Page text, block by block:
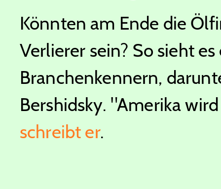
Könnten am Ende die
Verlierer sein? So sieht
Branchenkennern,
Bershidsky. "Amerika
schreibt er.